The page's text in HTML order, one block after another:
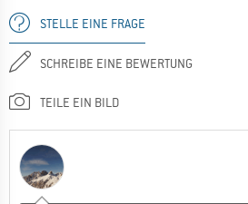
STELLE EINE FRAGE
SCHREIBE EINE BEWERTUNG
TEILE EIN BILD